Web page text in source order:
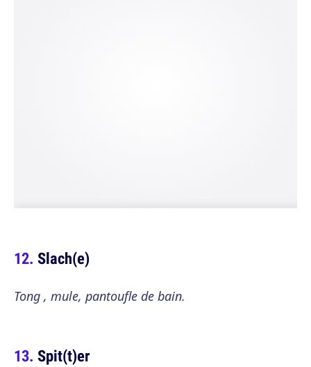
Slach(e)
Tong , mule, pantoufle de bain.
Spit(t)er